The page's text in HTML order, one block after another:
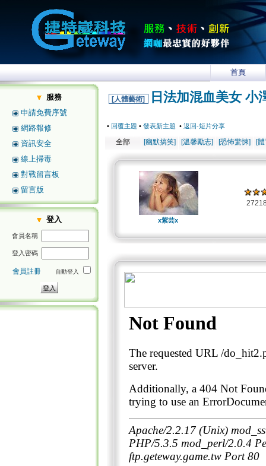
首頁
服務
申請免費序號
網路報修
資訊安全
線上掃毒
對戰留言板
留言版
登入
會員名稱
登入密碼
會員註冊 自動登入
[人體藝術] 日法加混血美女 小
• 回覆主題 • 發表新主題 • 返回-短片分享
全部 [幽默搞笑] [溫馨勵志] [恐怖驚悚] [
x紫芸x